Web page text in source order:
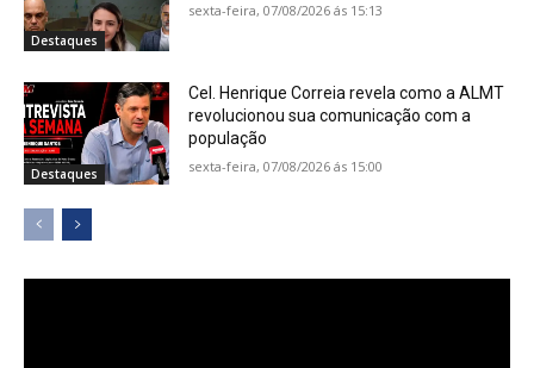
Destaques
sexta-feira, 07/08/2026 ás 15:13
Destaques
Cel. Henrique Correia revela como a ALMT
revolucionou sua comunicação com a
população
sexta-feira, 07/08/2026 ás 15:00